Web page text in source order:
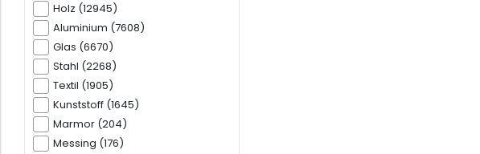
Holz (12945)
Aluminium (7608)
Glas (6670)
Stahl (2268)
Textil (1905)
Kunststoff (1645)
Marmor (204)
Messing (176)